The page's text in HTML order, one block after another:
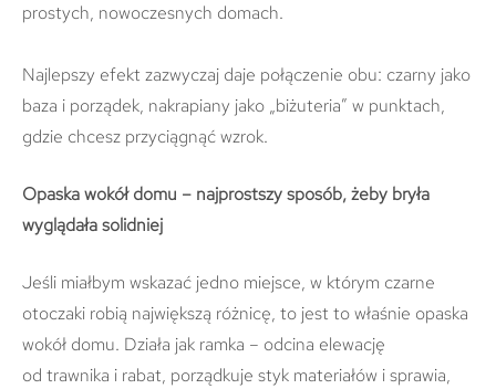
prostych, nowoczesnych domach.
Najlepszy efekt zazwyczaj daje połączenie obu: czarny jako
baza i porządek, nakrapiany jako „biżuteria” w punktach,
gdzie chcesz przyciągnąć wzrok.
Opaska wokół domu – najprostszy sposób, żeby bryła
wyglądała solidniej
Jeśli miałbym wskazać jedno miejsce, w którym czarne
otoczaki robią największą różnicę, to jest to właśnie opaska
wokół domu. Działa jak ramka – odcina elewację
od trawnika i rabat, porządkuje styk materiałów i sprawia,